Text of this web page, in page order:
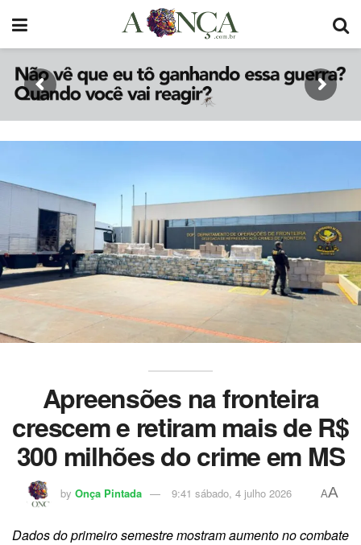
Apreensões na fronteira
crescem e retiram mais de R$
300 milhões do crime em MS
by Onça Pintada 9:41 sábado, 4 julho 2026 AA
Dados do primeiro semestre mostram aumento no combate